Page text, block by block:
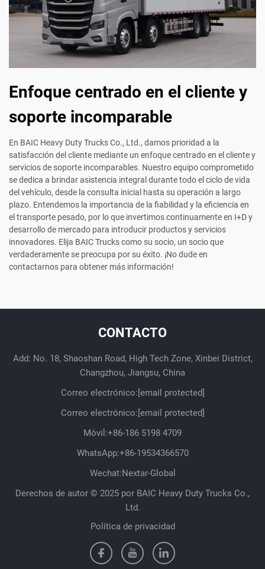
Enfoque centrado en el cliente y
soporte incomparable
En BAIC Heavy Duty Trucks Co., Ltd., damos prioridad a la
satisfacción del cliente mediante un enfoque centrado en el cliente y
servicios de soporte incomparables. Nuestro equipo comprometido
se dedica a brindar asistencia integral durante todo el ciclo de vida
del vehículo, desde la consulta inicial hasta su operación a largo
plazo. Entendemos la importancia de la fiabilidad y la eficiencia en
el transporte pesado, por lo que invertimos continuamente en I+D y
desarrollo de mercado para introducir productos y servicios
innovadores. Elija BAIC Trucks como su socio, un socio que
verdaderamente se preocupa por su éxito. ¡No dude en
contactarnos para obtener más información!
CONTACTO
Add: No. 18, Shaoshan Road, High Tech Zone, Xinbei District,
Changzhou, Jiangsu, China
Correo electrónico:[email protected]
Correo electrónico:[email protected]
Móvil:+86-186 5198 4709
WhatsApp:+86-19534366570
Wechat:Nextar-Global
Derechos de autor © 2025 por BAIC Heavy Duty Trucks Co.,
Ltd.
Política de privacidad